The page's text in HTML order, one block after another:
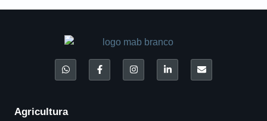
Agricultura